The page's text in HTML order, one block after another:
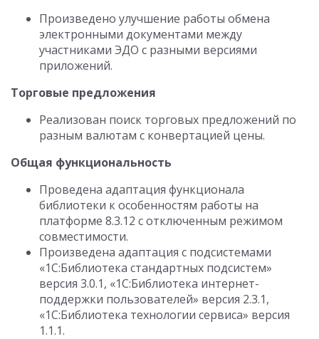
Произведено улучшение работы обмена
электронными документами между
участниками ЭДО с разными версиями
приложений.
Торговые предложения
Реализован поиск торговых предложений по
разным валютам с конвертацией цены.
Общая функциональность
Проведена адаптация функционала
библиотеки к особенностям работы на
платформе 8.3.12 с отключенным режимом
совместимости.
Произведена адаптация с подсистемами
«1С:Библиотека стандартных подсистем»
версия 3.0.1, «1С:Библиотека интернет-
поддержки пользователей» версия 2.3.1,
«1С:Библиотека технологии сервиса» версия
1.1.1.